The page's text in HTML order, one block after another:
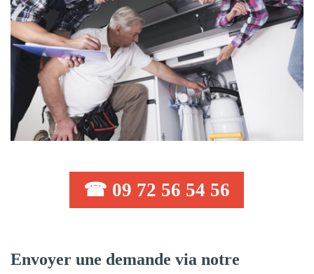
☎ 09 72 56 54 56
Envoyer une demande via notre